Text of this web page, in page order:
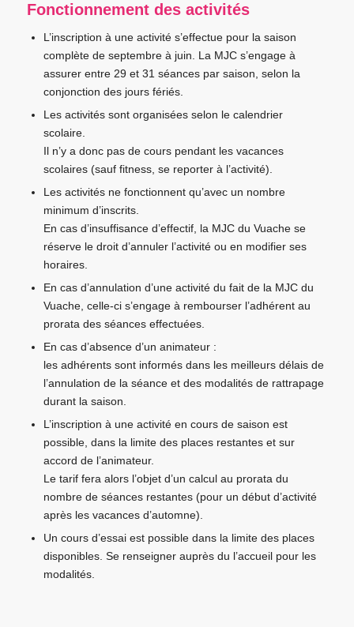
Fonctionnement des activités
L’inscription à une activité s’effectue pour la saison
complète de septembre à juin. La MJC s’engage à
assurer entre 29 et 31 séances par saison, selon la
conjonction des jours fériés.
Les activités sont organisées selon le calendrier
scolaire.
Il n’y a donc pas de cours pendant les vacances
scolaires (sauf fitness, se reporter à l’activité).
Les activités ne fonctionnent qu’avec un nombre
minimum d’inscrits.
En cas d’insuffisance d’effectif, la MJC du Vuache se
réserve le droit d’annuler l’activité ou en modifier ses
horaires.
En cas d’annulation d’une activité du fait de la MJC du
Vuache, celle-ci s’engage à rembourser l’adhérent au
prorata des séances effectuées.
En cas d’absence d’un animateur :
les adhérents sont informés dans les meilleurs délais de
l’annulation de la séance et des modalités de rattrapage
durant la saison.
L’inscription à une activité en cours de saison est
possible, dans la limite des places restantes et sur
accord de l’animateur.
Le tarif fera alors l’objet d’un calcul au prorata du
nombre de séances restantes (pour un début d’activité
après les vacances d’automne).
Un cours d’essai est possible dans la limite des places
disponibles. Se renseigner auprès du l’accueil pour les
modalités.